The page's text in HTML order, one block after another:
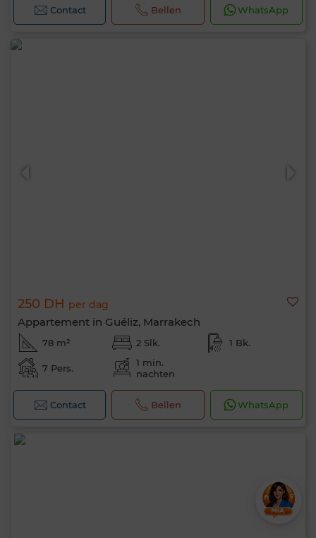
Contact Bellen WhatsApp
250 DH per dag
Appartement in Guéliz, Marrakech
78 m² 2 Slk. 1 Bk.
7 Pers.
1 min.
nachten
Contact Bellen WhatsApp